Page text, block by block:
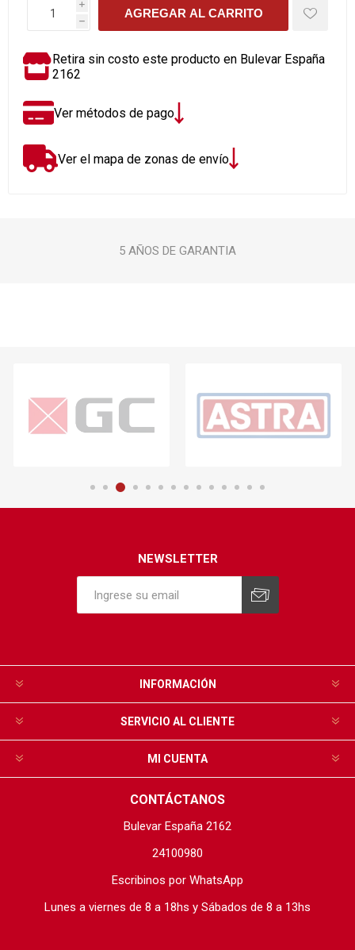
i
h
AGREGAR AL CARRITO
Retira sin costo este producto en Bulevar España
2162
Ver métodos de pago
Ver el mapa de zonas de envío
5 AÑOS DE GARANTIA
NEWSLETTER
INFORMACIÓN
SERVICIO AL CLIENTE
MI CUENTA
CONTÁCTANOS
Bulevar España 2162
24100980
Escribinos por WhatsApp
Lunes a viernes de 8 a 18hs y Sábados de 8 a 13hs